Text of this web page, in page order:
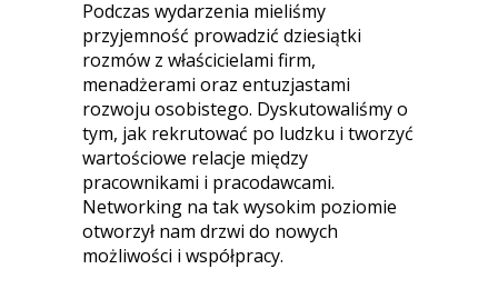
Podczas wydarzenia mieliśmy
przyjemność prowadzić dziesiątki
rozmów z właścicielami firm,
menadżerami oraz entuzjastami
rozwoju osobistego. Dyskutowaliśmy o
tym, jak rekrutować po ludzku i tworzyć
wartościowe relacje między
pracownikami i pracodawcami.
Networking na tak wysokim poziomie
otworzył nam drzwi do nowych
możliwości i współpracy.